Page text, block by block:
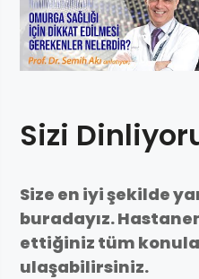
Sizi
Size en iyi şekilde
buradayız.
ettiğiniz tüm
ulaşabilirsiniz.